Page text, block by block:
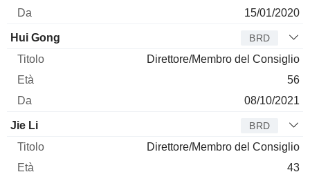
15/01/2020
Hui Gong BRD
Direttore/Membro del Consiglio
56
08/10/2021
Jie Li BRD
Direttore/Membro del Consiglio
43